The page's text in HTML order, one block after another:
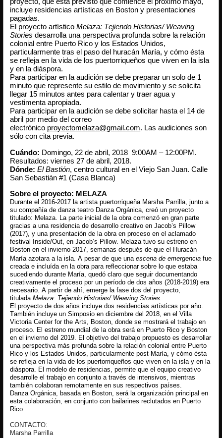
incluye residencias artísticas en Boston y presentaciones
pagadas.
El proyecto artístico Melaza: Tejiendo Historias/ Weaving
Storiesdesarrolla una perspectiva profunda sobre la relación
colonial entre Puerto Rico y los Estados Unidos,
particularmente tras el paso del huracán María, y cómo ésta
se refleja en la vida de los puertorriqueños que viven en la isla
y en la diáspora.
Para participar en la audición se debe preparar un solo de 1
minuto que represente su estilo de movimiento y se solicita
llegar 15 minutos antes para calentar y traer agua y
vestimenta apropiada.
Para participar en la audición se debe solicitar hasta el 14 de
abril por medio del correo
electrónico proyectomelaza@gmail.com. Las audiciones son
sólo con cita previa.
Cuándo: Domingo, 22 de abril, 2018 9:00AM – 12:00PM.
Resultados: viernes 27 de abril, 2018.
Dónde:El Bastión, centro cultural en el Viejo San Juan. Calle
San Sebastián #1 (Casa Blanca)
Sobre el proyecto: MELAZA
Durante el 2016-2017 la artista puertorriqueña Marsha Parrilla, junto a
su compañía de danza teatro Danza Orgánica, creó un proyecto
titulado: Melaza. La parte inicial de la obra comenzó en gran parte
gracias a una residencia de desarrollo creativo en Jacob’s Pillow
(2017), y una presentación de la obra en proceso en el aclamado
festival Inside/Out, en Jacob’s Pillow. Melaza tuvo su estreno en
Boston en el invierno 2017, semanas después de que el Huracán
María azotara a la isla. A pesar de que unaescena de emergencia fue
creada e incluída en la obra para refleccionar sobre lo que estaba
sucediendo durante María, quedó claro que seguir documentando
creativamente el proceso por un período de dos años (2018-2019) era
necesario. A partir de ahí, emerge la fase dos del proyecto,
tituladaMelaza: Tejiendo Historias/ Weaving Stories.
El proyecto de dos años incluye dos residencias artísticas por año.
También incluye un Simposio en diciembre del 2018, en el Villa
Victoria Center for the Arts, Boston, donde se mostrará el trabajo en
proceso. El estreno mundial de la obra será en Puerto Rico y Boston
en el invierno del 2019. El objetivo del trabajo propuesto es desarrollar
una perspectiva más profunda sobre la relación colonial entre Puerto
Rico y los Estados Unidos, particularmente post-María, y cómo ésta
se refleja en la vida de los puertorriqueños que viven en la isla y en la
diáspora. El modelo de residencias, permite que el equipo creativo
desarrolle el trabajo en conjunto a través de intensivos, mientras
también colaboran remotamente en sus respectivos países.
Danza Orgánica, basada en Boston, será la organización principal en
esta colaboración, en conjunto con bailarines reclutados en Puerto
Rico.
CONTACTO:
Marsha Parrilla